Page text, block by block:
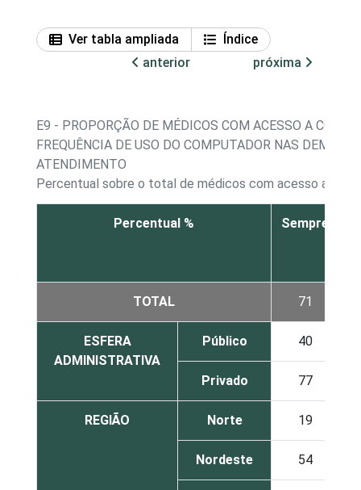
Ver tabla ampliada
Índice
anterior
próxima
E9 - PROPORÇÃO DE MÉDICOS COM ACESSO A
FREQUÊNCIA DE USO DO COMPUTADOR NAS DEMAIS
ATENDIMENTO
Percentual sobre o total de médicos com acesso a
Percentual % Sempre
TOTAL 71
ESFERA
ADMINISTRATIVA
Público 40
Privado 77
REGIÃO Norte 19
Nordeste 54